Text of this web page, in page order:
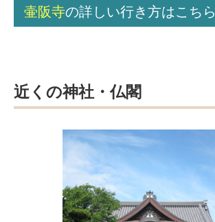
壷阪寺の詳しい行き方はこちら
近くの神社・仏閣